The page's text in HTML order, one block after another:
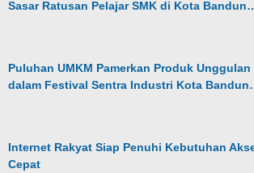
Sasar Ratusan Pelajar SMK di Kota
Puluhan UMKM Pamerkan Produk Unggulan
dalam Festival Sentra Industri Kota
Internet Rakyat Siap Penuhi Kebutuhan
Cepat